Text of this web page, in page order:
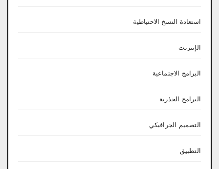
استعادة النسخ الاحتياطية
الإنترنت
البرامج الاجتماعية
البرامج الجذرية
التصميم الجرافيكي
التطبيق